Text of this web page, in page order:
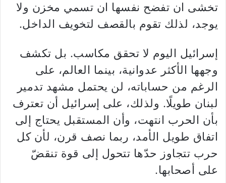
تخشى ان تفضح نفسها ان تسمي مخزن ولا
يوجد، لذلك تقوم بالقصف لتخويف الداخل.
إسرائيل اليوم لا تحقق مكاسب. بل تكشف
وجهها الأكثر عدوانية، بينما العالم، على
الرغم من حساباته، لن يحتمل مشهد تدمير
لبنان طويلًا. ولذلك، على إسرائيل أن تعترف
بأن الحرب انتهت، وأن المستقبل يحتاج إلى
اتفاق طويل الأمد، ربما نصف قرن، لأن كل
حرب تتجاوز حدّها تتحول إلى قوة تنقضّ
على أصحابها.